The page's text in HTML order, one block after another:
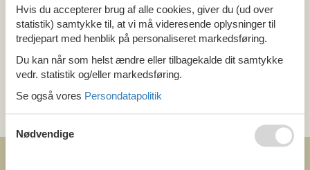
Ring (+45) 7877 0427
Man. - fre. 10.00-16.00
Lør. 10.00-14.00
Send en e-mail
Hvis du accepterer brug af alle cookies, giver du (ud over
statistik) samtykke til, at vi må videresende oplysninger til
tredjepart med henblik på personaliseret markedsføring.
Du kan når som helst ændre eller tilbagekalde dit samtykke
vedr. statistik og/eller markedsføring.
Se også vores Persondatapolitik
Nødvendige